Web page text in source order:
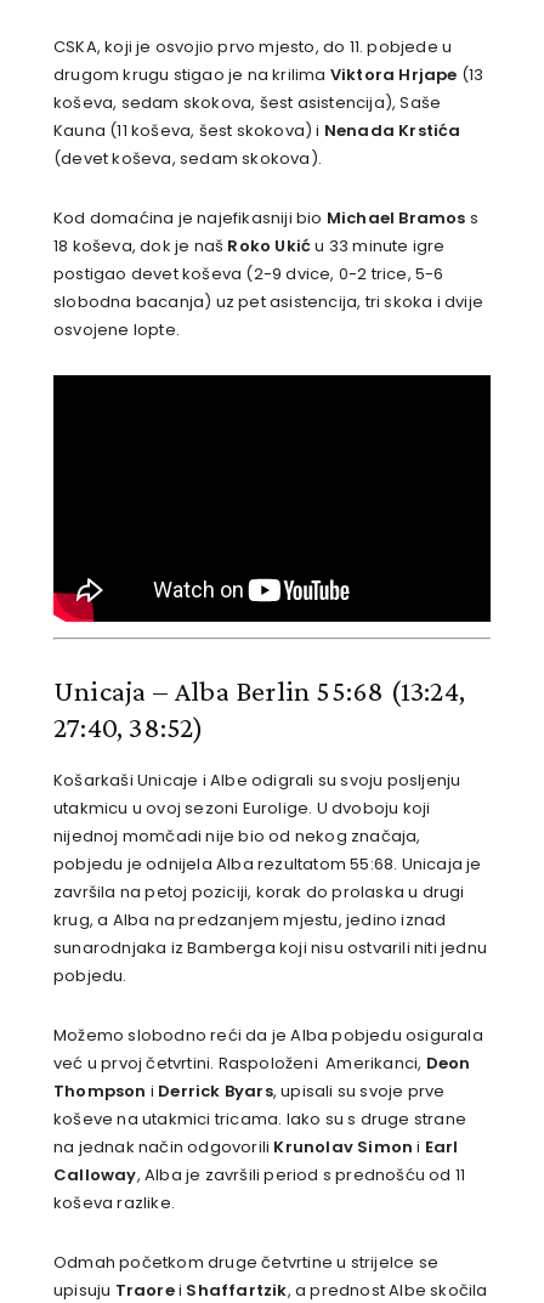
CSKA, koji je osvojio prvo mjesto, do 11. pobjede u
drugom krugu stigao je na krilima Viktora Hrjape (13
koševa, sedam skokova, šest asistencija), Saše
Kauna (11 koševa, šest skokova) i Nenada Krstića
(devet koševa, sedam skokova).
Kod domaćina je najefikasniji bio Michael Bramos s
18 koševa, dok je naš Roko Ukiću 33 minute igre
postigao devet koševa (2-9 dvice, 0-2 trice, 5-6
slobodna bacanja) uz pet asistencija, tri skoka i dvije
osvojene lopte.
Unicaja – Alba Berlin 55:68 (13:24,
27:40, 38:52)
Košarkaši Unicaje i Albe odigrali su svoju posljenju
utakmicu u ovoj sezoni Eurolige. U dvoboju koji
nijednoj momčadi nije bio od nekog značaja,
pobjedu je odnijela Alba rezultatom 55:68. Unicaja je
završila na petoj poziciji, korak do prolaska u drugi
krug, a Alba na predzanjem mjestu, jedino iznad
sunarodnjaka iz Bamberga koji nisu ostvarili niti jednu
pobjedu.
Možemo slobodno reći da je Alba pobjedu osigurala
već u prvoj četvrtini. Raspoloženi Amerikanci, Deon
Thompson i Derrick Byars, upisali su svoje prve
koševe na utakmici tricama. Iako su s druge strane
na jednak način odgovorili Krunolav Simon i Earl
Calloway, Alba je završili period s prednošću od 11
koševa razlike.
Odmah početkom druge četvrtine u strijelce se
upisuju Traorei Shaffartzik, a prednost Albe skočila